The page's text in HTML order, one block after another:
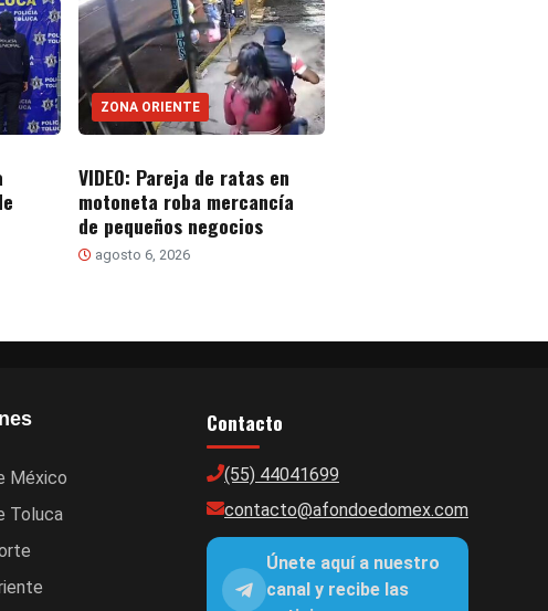
ZONA ORIENTE
VIDEO: Pareja de ratas en
motoneta roba mercancía
de pequeños negocios
agosto 6, 2026
México
Toluca
Contacto
(55) 44041699
contacto@afondoedomex.com
Únete aquí a nuestro
canal y recibe las